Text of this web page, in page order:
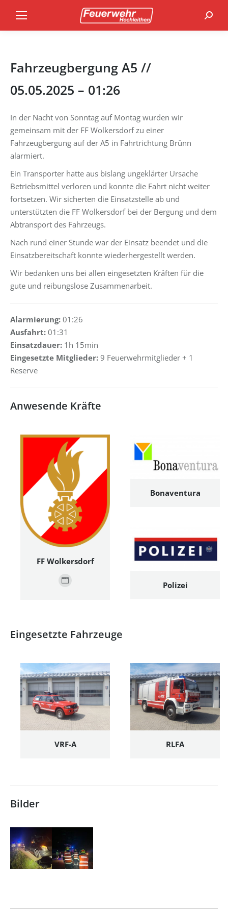
Fahrzeugbergung A5 //
05.05.2025 – 01:26
In der Nacht von Sonntag auf Montag wurden wir
gemeinsam mit der FF Wolkersdorf zu einer
Fahrzeugbergung auf der A5 in Fahrtrichtung Brünn
alarmiert.
Ein Transporter hatte aus bislang ungeklärter Ursache
Betriebsmittel verloren und konnte die Fahrt nicht weiter
fortsetzen. Wir sicherten die Einsatzstelle ab und
unterstützten die FF Wolkersdorf bei der Bergung und dem
Abtransport des Fahrzeugs.
Nach rund einer Stunde war der Einsatz beendet und die
Einsatzbereitschaft konnte wiederhergestellt werden.
Wir bedanken uns bei allen eingesetzten Kräften für die
gute und reibungslose Zusammenarbeit.
Alarmierung: 01:26
Ausfahrt: 01:31
Einsatzdauer: 1h 15min
Eingesetzte Mitglieder: 9 Feuerwehrmitglieder + 1
Reserve
Anwesende Kräfte
FF Wolkersdorf
Persönlicher
Bonaventura
Polizei
Eingesetzte Fahrzeuge
VRF-A RLFA
Bilder